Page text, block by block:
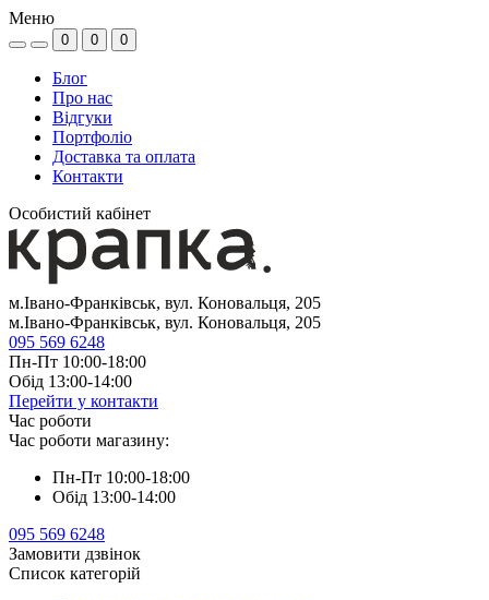
Меню
0 0 0
Блог
Про нас
Відгуки
Портфоліо
Доставка та оплата
Контакти
Особистий кабінет
м.Івано-Франківськ, вул. Коновальця, 205
м.Івано-Франківськ, вул. Коновальця, 205
095 569 6248
Пн-Пт 10:00-18:00
Обід 13:00-14:00
Перейти у контакти
Час роботи
Час роботи магазину:
Пн-Пт 10:00-18:00
Обід 13:00-14:00
095 569 6248
Замовити дзвінок
Список категорій